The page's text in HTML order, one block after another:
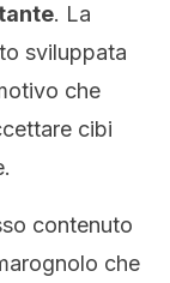
. La
sviluppata
che
cibi
contenuto
che